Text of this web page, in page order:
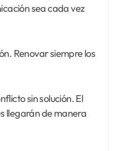
sea cada vez
Renovar siempre los
sin solución. El
llegarán de manera